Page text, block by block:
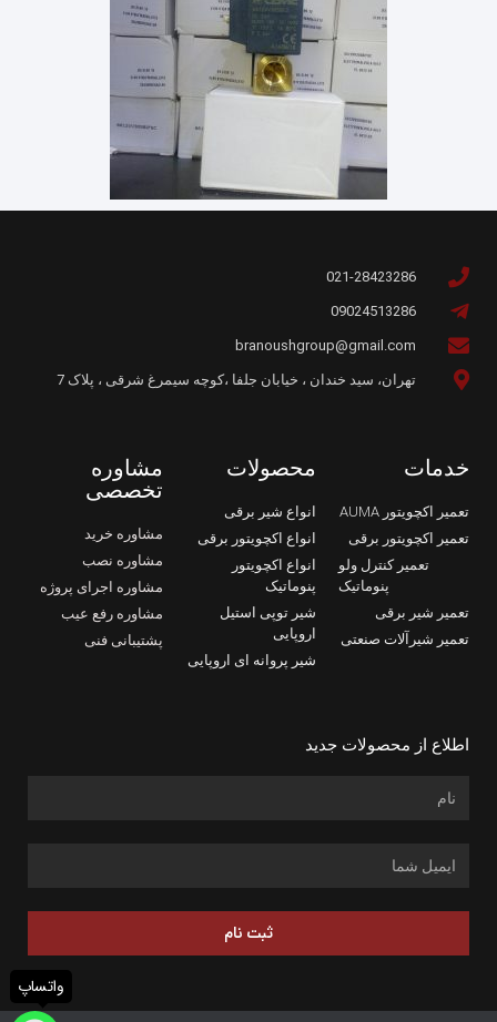
021-28423286
09024513286
branoushgroup@gmail.com
تهران، سید خندان ، خیابان جلفا ،کوچه سیمرغ شرقی ، پلاک 7
خدمات
تعمیر اکچویتور AUMA
تعمیر اکچویتور برقی
تعمیر کنترل ولو
پنوماتیک
تعمیر شیر برقی
تعمیر شیرآلات صنعتی
محصولات
انواع شیر برقی
انواع اکچویتور برقی
انواع اکچویتور
پنوماتیک
شیر توپی استیل
اروپایی
شیر پروانه ای اروپایی
مشاوره
تخصصی
مشاوره خرید
مشاوره نصب
مشاوره اجرای پروژه
مشاوره رفع عیب
پشتیبانی فنی
اطلاع از محصولات جدید
ثبت نام
واتساپ